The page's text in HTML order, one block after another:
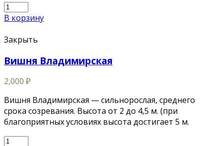
В корзину
Закрыть
Вишня Владимирская
2,000 ₽
Вишня Владимирская — сильнорослая, среднего
срока созревания. Высота от 2 до 4,5 м. (при
благоприятных условиях высота достигает 5 м.